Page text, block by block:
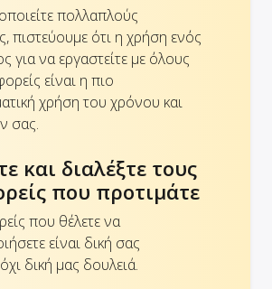
πολλαπλούς
πιστεύουμε ότι η χρήση ενός
για να εργαστείτε με όλους
είναι η πιο
χρήση του χρόνου και
σας.
και διαλέξτε τους
που προτιμάτε
που θέλετε να
είναι δική σας
δική μας δουλειά.